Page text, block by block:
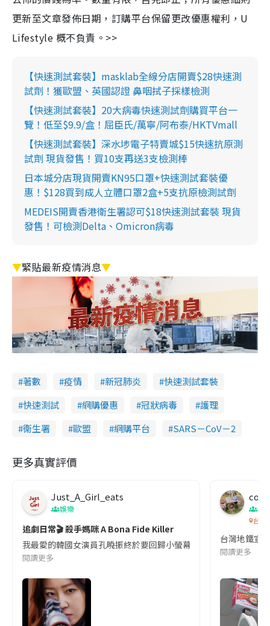
更新至文章發佈日期，訂購平台保留更改優惠權利，U
Lifestyle 概不負責。>>
【快速測試套裝】masklab全線分店開賣$28快速測
試劑！獲歐盟、英國認證 鼻咽拭子採樣檢測
【快速測試套裝】20大病毒快速測試劑購買平台一
覽！低至$9.9/盒！屈臣氏/萬寧/阿布泰/HKTVmall
【快速測試套裝】深水埗電子特賣城$15快速抗原測
試劑 現貨發售！買10支再送3支檢測棒
日本城分店現貨開賣KN95口罩+快速測試套裝優
惠！$128買到成人立體口罩2盒+5支抗原檢測試劑
MEDEIS開賣香港衛生署認可$18快速測試套裝 現貨
發售！可檢測Delta、Omicron病毒
▼緊貼最新疫情消息▼
著數 疫情 新冠肺炎
快速測試套裝
快速測試
網購優惠 冠狀病毒
護理
衞生署
歐盟 網購平台 SARS－CoV－2
更多真實評價
Just_A_Girl_eats
娛樂
追劇日常🎬 殺手媽咪 A Bona Fide Killer
我最愛的韓國女演員孔曉振終於要回歸小螢幕啦!這次的劇本改編
閱讀更多
co
吹
台灣
台灣地鐵宣
閱讀更多